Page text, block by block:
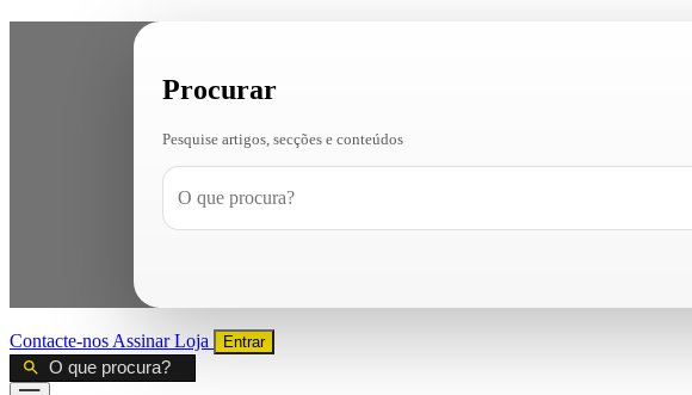
Procurar
Pesquise artigos, secções e conteúdos
Contacte-nos AssinarLoja Entrar